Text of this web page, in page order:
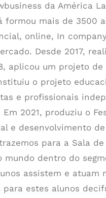
da América
mais de 3500
online, In
Desde 2017,
aplicou um projeto
o projeto
e profissionais
2021, produziu o
e desenvolvimento
para a Sala
dentro do
assistem e atuam
estes alunos